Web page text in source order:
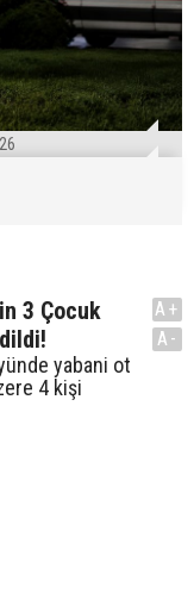
3 Çocuk
yabani ot
4 kişi
A+
A-